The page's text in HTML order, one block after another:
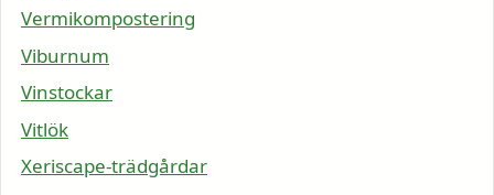
Vermikompostering
Viburnum
Vinstockar
Vitlök
Xeriscape-trädgårdar